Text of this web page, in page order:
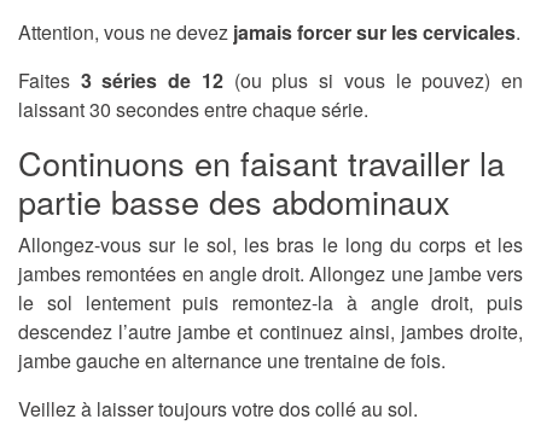
Attention, vous ne devez jamais forcer sur les cervicales.
Faites 3 séries de 12(ou plus si vous le pouvez) en
laissant 30 secondes entre chaque série.
Continuons en faisant travailler la
partie basse des abdominaux
Allongez-vous sur le sol, les bras le long du corps et les
jambes remontées en angle droit. Allongez une jambe vers
le sol lentement puis remontez-la à angle droit, puis
descendez l’autre jambe et continuez ainsi, jambes droite,
jambe gauche en alternance une trentaine de fois.
Veillez à laisser toujours votre dos collé au sol.